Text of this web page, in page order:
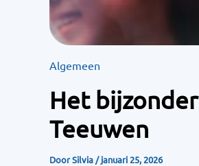
Algemeen
Het
Teeuwen
DoorSilvia/januari 25, 2026